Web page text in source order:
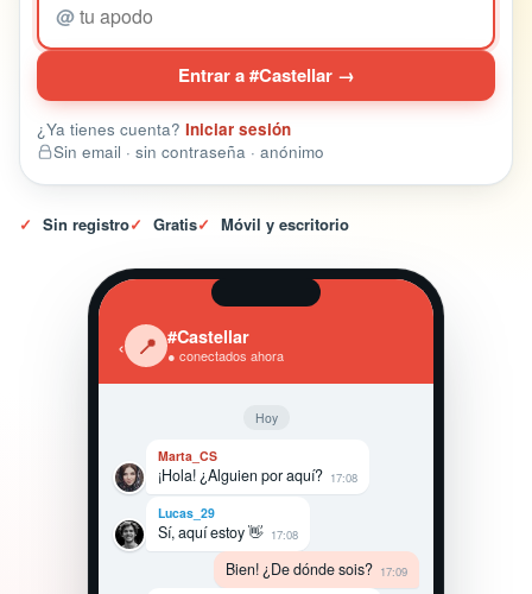
@
Entrar a #Castellar →
¿Ya tienes cuenta? Iniciar sesión
Sin email · sin contraseña · anónimo
✓ Sin registro✓ Gratis✓ Móvil y escritorio
‹ 📍 #Castellar
● conectados ahora
Hoy
Marta_CS
¡Hola! ¿Alguien por aquí? 17:08
Lucas_29
Sí, aquí estoy 👋 17:08
Bien! ¿De dónde sois? 17:09